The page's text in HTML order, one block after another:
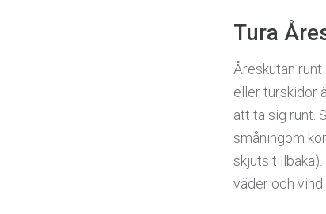
Tura
Åreskutan
eller turskidor
att ta sig runt.
småningom
skjuts tillbaka).
väder och